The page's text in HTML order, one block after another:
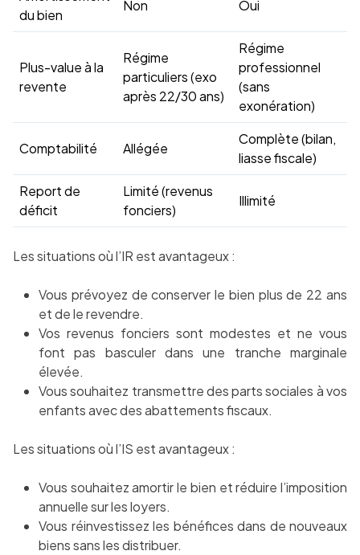
du bien
Non Oui
Plus-value à la
revente
Régime
particuliers (exo
après 22/30 ans)
Régime
professionnel
(sans
exonération)
Comptabilité Allégée
Complète (bilan,
liasse fiscale)
Report de
déficit
Limité (revenus
fonciers)
Illimité
Les situations où l’IR est avantageux :
Vous prévoyez de conserver le bien plus de 22 ans
et de le revendre.
Vos revenus fonciers sont modestes et ne vous
font pas basculer dans une tranche marginale
élevée.
Vous souhaitez transmettre des parts sociales à vos
enfants avec des abattements fiscaux.
Les situations où l’IS est avantageux :
Vous souhaitez amortir le bien et réduire l’imposition
annuelle sur les loyers.
Vous réinvestissez les bénéfices dans de nouveaux
biens sans les distribuer.